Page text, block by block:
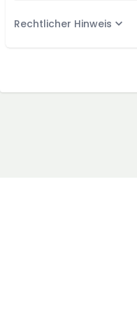
Rechtlicher Hinweis